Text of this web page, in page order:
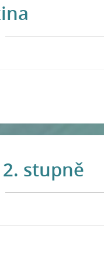
stupně